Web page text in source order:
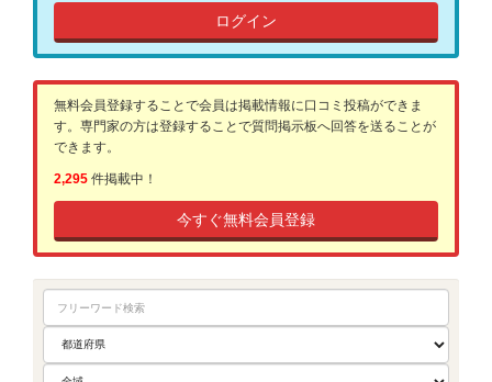
ログイン
無料会員登録することで会員は掲載情報に口コミ投稿ができま
す。専門家の方は登録することで質問掲示板へ回答を送ることが
できます。
2,295 件掲載中！
今すぐ無料会員登録